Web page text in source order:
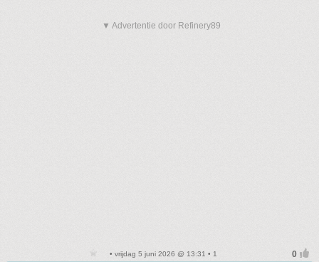
▼ Advertentie door Refinery89
• vrijdag 5 juni 2026 @ 13:31 • 1